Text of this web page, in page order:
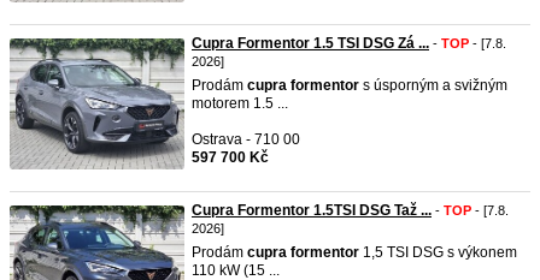
Cupra Formentor 1.5 TSI DSG Zá ... - TOP - [7.8.
2026]
Prodám cupra formentor s úsporným a svižným
motorem 1.5 ...
Ostrava - 710 00
597 700 Kč
Cupra Formentor 1.5TSI DSG Taž ... - TOP - [7.8.
2026]
Prodám cupra formentor 1,5 TSI DSG s výkonem
110 kW (15 ...